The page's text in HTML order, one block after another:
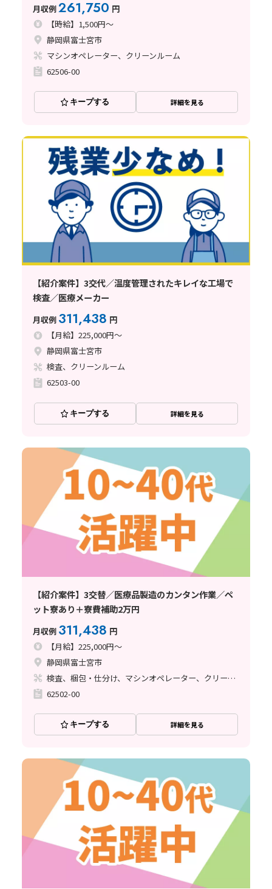
月収例261,750 円
【時給】1,500円～
静岡県富士宮市
マシンオペレーター、クリーンルーム
62506-00
キープする 詳細を見る
【紹介案件】3交代／温度管理されたキレイな工場で
検査／医療メーカー
月収例 311,438 円
【月給】225,000円～
静岡県富士宮市
検査、クリーンルーム
62503-00
キープする 詳細を見る
【紹介案件】3交替／医療品製造のカンタン作業／ペ
ット寮あり＋寮費補助2万円
月収例 311,438 円
【月給】225,000円～
静岡県富士宮市
検査、梱包・仕分け、マシンオペレーター、クリーンルーム、フォークリフト、その他
62502-00
キープする 詳細を見る